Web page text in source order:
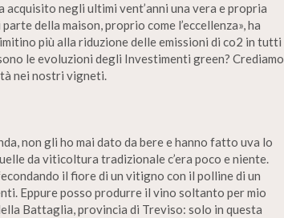
negli ultimi vent’anni una vera e propria
della maison, proprio come l’eccellenza», ha
più alla riduzione delle emissioni di co2 in tutti
le evoluzioni degli Investimenti green? Crediamo
nei nostri vigneti.
non gli ho mai dato da bere e hanno fatto uva lo
da viticoltura tradizionale c’era poco e niente.
il fiore di un vitigno con il polline di un
Eppure posso produrre il vino soltanto per mio
Battaglia, provincia di Treviso: solo in questa